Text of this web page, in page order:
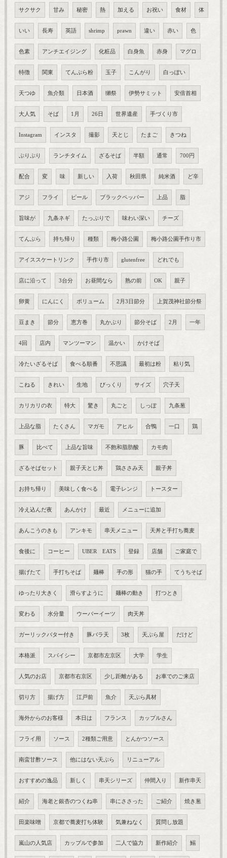
サクサク 甘み 秘密 熱 加える お祝い 食材 体
いい 長寿 英語 shrimp prawn 違い 赤い 色
色素 アンチエイジング 化粧品 白身魚 赤身 マグロ
特徴 関東 てんぷら粉 玉子 こんがり 白っぽい
天つゆ 魚介類 日本酒 獺祭 伊勢サミット 安倍首相
大人気 そば 1月 26日 世界遺産 手づくり市
Instagram インスタ 撮影 天とじ たまご きつね
ぷりぷり ランチタイム ざるそば 半額 通常 700円
配合 変 味 新しい 入荷 秋田県 純米酒 ど辛
アジ フライ ピール ブラックペッパー 上品 脂
旨味が 九条ネギ たっぷりで 味わい深い チーズ
てんぷら 持ち帰り 種類 梅小路公園 梅小路公園手作り市
アイススケートリンク 手作り市 glutenfree どれでも
店に沿って 3台分 お昼間なら 熟の前 OK 親子
卵黄 にんにく ボリューム 2月3日節分 上賀茂神社節分祭
豆まき 節分 恵方巻 丸かぶり 節分そば 2月 一年
4回 店内 マンツーマン 温かい かけそば
冷たいざるそば 食べる順番 不思議 最初は粉 粘り気
こねる きれい 生地 びっくり サイズ 穴子天
カリカリの衣 特大 驚き 丸ごと しっぽ 九条葱
上品な脂 たくさん マガモ アヒル 合鴨 一口 鶏
豚 比べて 上品な旨味 不飽和脂肪酸 カモ肉
ざるそばセット 親子天とじ丼 鶏ささみ天 親子丼
お持ち帰り 美味しく食べる 電子レンジ トースター
冷え込んだ夜 あんかけ 最近 メニューに追加
あんこうのきも アンキモ 串天メニュー 天丼と手打ち蕎麦
食後に コーヒー UBER EATS 登録 店舗 ご家庭で
揚げたて 手打ちそば 麺棒 手の形 猫の手 てうちそば
ゆったり大きく 滑らすように 麺棒の動き 打つとき
変わる 水分量 ウーバーイーツ 肉天丼
ガーリックバター付き 豚バラ天 3枚 天ぷら屋 だけど
本格派 スパイシー 京都市左京区 大学 学生
人気のお店 京都市右京区 少し距離がある お車でのご来店
切り方 揚げ方 江戸前 魚介 天ぷら具材
海外からのお客様 本日は フランス カップルさん
フライ用 ソース 2種類ご用意 とんかつソース
南蛮甘酢ソース 他にはない天ぷら リニューアル
おすすめの逸品 新しく 串天シリーズ 仲間入り 新作串天
紹介 海老と銀杏のつくね串 串にささった ご紹介 焼き葱
田楽味噌 京都で蕎麦打ち体験 気兼ねなく 質問し放題
嵐山の人気店 カップルで参加 二人で協力 新作紹介 鰯